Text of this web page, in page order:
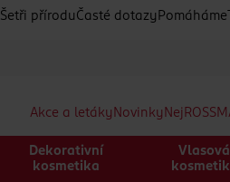
Šetři přírodu Časté dotazy Pomáháme
Akce a letáky Novinky Nej
Dekorativní
kosmetika
Vlasová